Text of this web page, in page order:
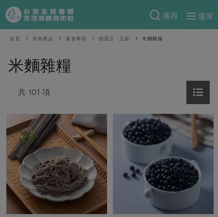
搜尋
選單
產品分類
當季蔬果
一籃菜
芽苗類
奶蛋豆・五穀
蛋
豆製品 米麵雜糧
肉品・水產
食譜料理
肉食
海鮮
常備菜
蔬食
蛋料理
把最好的台灣味帶回家！
防災用品預購圓滿結束
2026年端午節預購圓滿結束
更多預購活動
當季產品
觀點文章
主婦食堂
社內大小事 合作聯合國
產品故事
樂齡生活
關於合作社
認識合作社
關於我們
合作社組織
員工與求才
重要公告
首頁 所有產品 素食專區 奶蛋豆・五穀 米麵雜糧
米麵雜糧
共 101 項